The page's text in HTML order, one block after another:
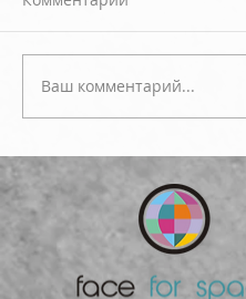
Ваш комментарий...